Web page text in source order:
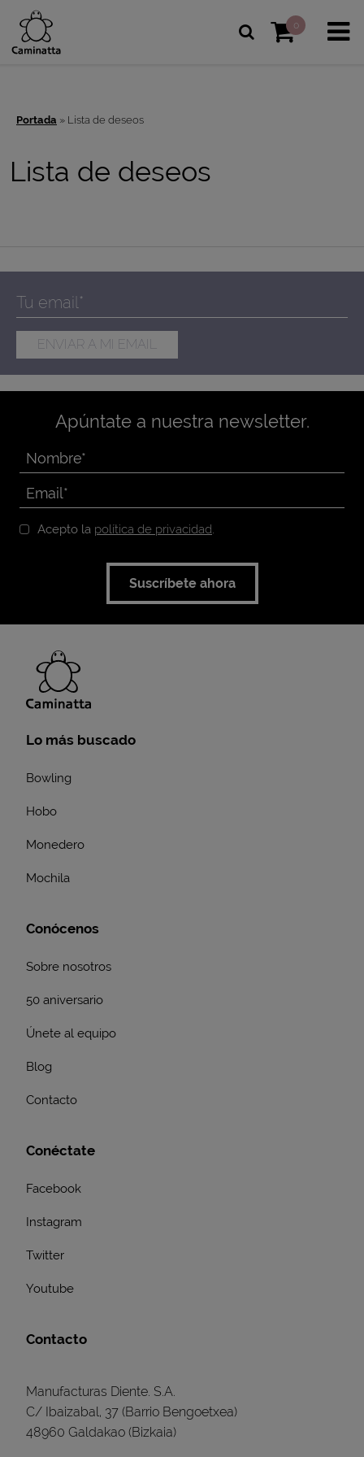
0
Portada » Lista de deseos
Lista de deseos
Apúntate a nuestra newsletter.
Acepto la política de privacidad.
Suscríbete ahora
Lo más buscado
Bowling
Hobo
Monedero
Mochila
Conócenos
Sobre nosotros
50 aniversario
Únete al equipo
Blog
Contacto
Conéctate
Facebook
Instagram
Twitter
Youtube
Contacto
Manufacturas Diente. S.A.
C/ Ibaizabal, 37 (Barrio Bengoetxea)
48960 Galdakao (Bizkaia)